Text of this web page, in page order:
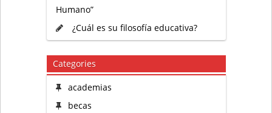
Humano”
¿Cuál es su filosofía educativa?
Categories
academias
becas